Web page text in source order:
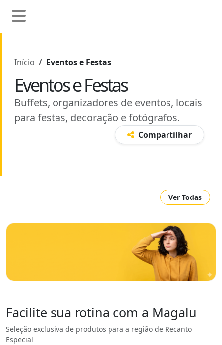
Início Eventos e Festas
Eventos e Festas
Buffets, organizadores de eventos, locais
para festas, decoração e fotógrafos.
Compartilhar
Ver Todas
Facilite sua rotina com a Magalu
Seleção exclusiva de produtos para a região de Recanto
Especial